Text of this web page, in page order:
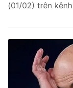
(01/02) trên